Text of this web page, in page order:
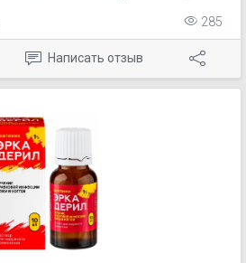
бактериальной
285
Написать отзыв